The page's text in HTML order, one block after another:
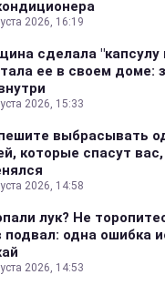
2026, 16:19
сделала "капсулу
ее в своем доме:
2026, 15:33
выбрасывать
которые спасут
2026, 14:58
лук? Не
подвал: одна ошибка
2026, 14:53